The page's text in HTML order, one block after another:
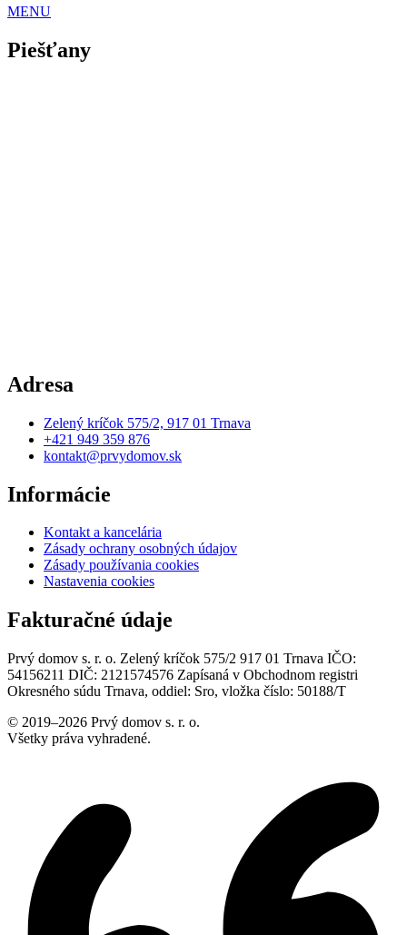
MENU
Piešťany
Adresa
Zelený kríčok 575/2, 917 01 Trnava
+421 949 359 876
kontakt@prvydomov.sk
Informácie
Kontakt a kancelária
Zásady ochrany osobných údajov
Zásady používania cookies
Nastavenia cookies
Fakturačné údaje
Prvý domov s. r. o. Zelený kríčok 575/2 917 01 Trnava IČO:
54156211 DIČ: 2121574576 Zapísaná v Obchodnom registri
Okresného súdu Trnava, oddiel: Sro, vložka číslo: 50188/T
© 2019–2026 Prvý domov s. r. o.
Všetky práva vyhradené.